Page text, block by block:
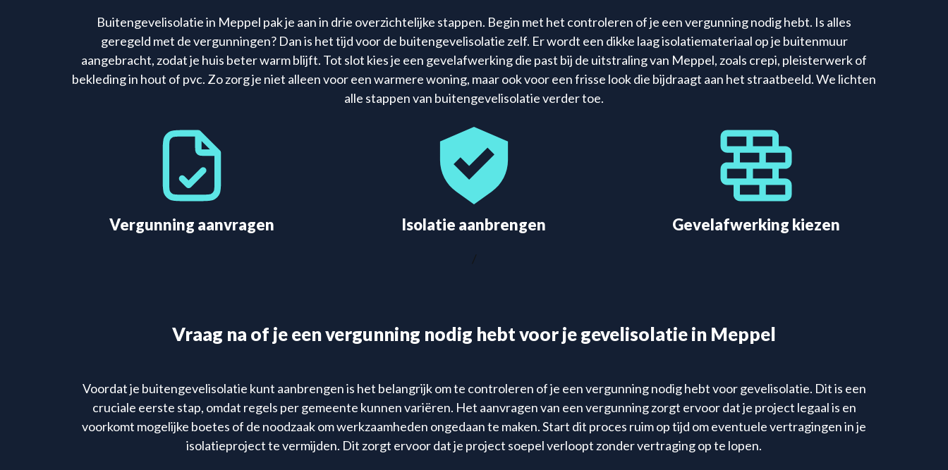
Buitengevelisolatie in Meppel pak je aan in drie overzichtelijke stappen. Begin met het controleren of je een vergunning nodig hebt. Is alles
geregeld met de vergunningen? Dan is het tijd voor de buitengevelisolatie zelf. Er wordt een dikke laag isolatiemateriaal op je buitenmuur
aangebracht, zodat je huis beter warm blijft. Tot slot kies je een gevelafwerking die past bij de uitstraling van Meppel, zoals crepi, pleisterwerk of
bekleding in hout of pvc. Zo zorg je niet alleen voor een warmere woning, maar ook voor een frisse look die bijdraagt aan het straatbeeld. We lichten
alle stappen van buitengevelisolatie verder toe.
Vergunning aanvragen Isolatie aanbrengen Gevelafwerking kiezen
/
Vraag na of je een vergunning nodig hebt voor je gevelisolatie in Meppel
Voordat je buitengevelisolatie kunt aanbrengen is het belangrijk om te controleren of je een vergunning nodig hebt voor gevelisolatie. Dit is een
cruciale eerste stap, omdat regels per gemeente kunnen variëren. Het aanvragen van een vergunning zorgt ervoor dat je project legaal is en
voorkomt mogelijke boetes of de noodzaak om werkzaamheden ongedaan te maken. Start dit proces ruim op tijd om eventuele vertragingen in je
isolatieproject te vermijden. Dit zorgt ervoor dat je project soepel verloopt zonder vertraging op te lopen.